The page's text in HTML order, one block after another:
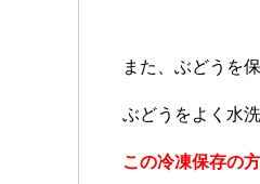
また、ぶどうを
ぶどうをよく水
この冷凍保存の